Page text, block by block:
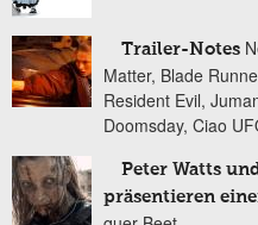
Trailer-Notes
Matter, Blade
Resident Evil,
Doomsday, Ciao
Peter Watts
präsentieren